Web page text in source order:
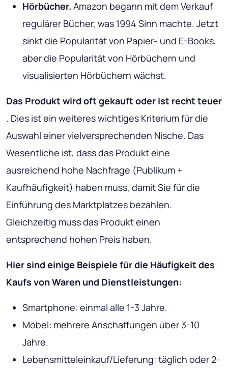
Hörbücher. Amazon begann mit dem Verkauf
regulärer Bücher, was 1994 Sinn machte. Jetzt
sinkt die Popularität von Papier- und E-Books,
aber die Popularität von Hörbüchern und
visualisierten Hörbüchern wächst.
Das Produkt wird oft gekauft oder ist recht teuer
. Dies ist ein weiteres wichtiges Kriterium für die
Auswahl einer vielversprechenden Nische. Das
Wesentliche ist, dass das Produkt eine
ausreichend hohe Nachfrage (Publikum +
Kaufhäufigkeit) haben muss, damit Sie für die
Einführung des Marktplatzes bezahlen.
Gleichzeitig muss das Produkt einen
entsprechend hohen Preis haben.
Hier sind einige Beispiele für die Häufigkeit des
Kaufs von Waren und Dienstleistungen:
Smartphone: einmal alle 1-3 Jahre.
Möbel: mehrere Anschaffungen über 3-10
Jahre.
Lebensmitteleinkauf/Lieferung: täglich oder 2-